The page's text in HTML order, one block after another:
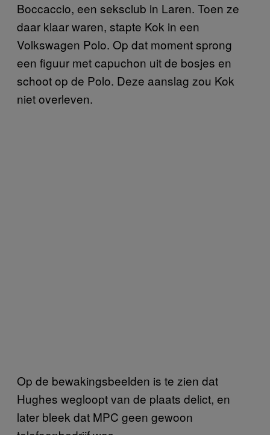
Boccaccio, een seksclub in Laren. Toen ze
daar klaar waren, stapte Kok in een
Volkswagen Polo. Op dat moment sprong
een figuur met capuchon uit de bosjes en
schoot op de Polo. Deze aanslag zou Kok
niet overleven.
Op de bewakingsbeelden is te zien dat
Hughes wegloopt van de plaats delict, en
later bleek dat MPC geen gewoon